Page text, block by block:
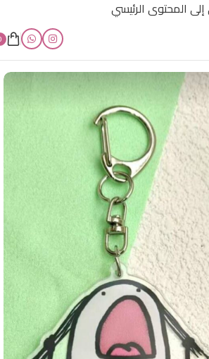
المحتوى الرئيسي